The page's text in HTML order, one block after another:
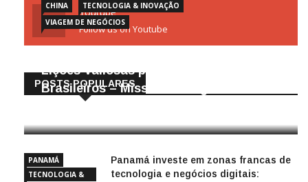
Youtube
Follow us on Youtube
POSTS POPULARES
CHINA
TECNOLOGIA & INOVAÇÃO
VIAGEM DE NEGÓCIOS
Lições Valiosas para Empresários
Brasileiros – Missão de Negócios China
PANAMÁ
TECNOLOGIA &
Panamá investe em zonas francas de
tecnologia e negócios digitais: